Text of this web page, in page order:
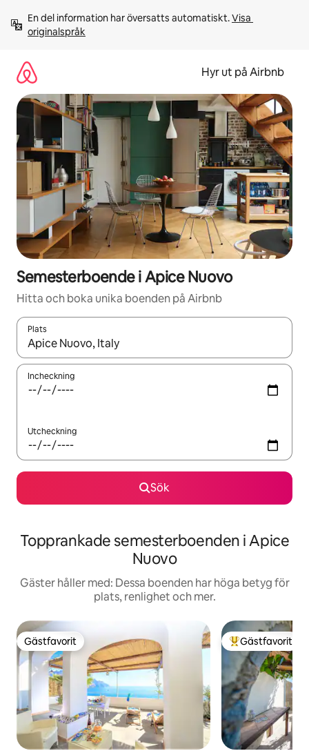
innehåll
En del information har översatts automatiskt. Visa
originalspråk
Hyr ut på Airbnb
Semesterboende i Apice Nuovo
Hitta och boka unika boenden på Airbnb
Plats
När resultaten är tillgängliga kan du navigera med upp- och
Incheckning
Utcheckning
Sök
Topprankade semesterboenden i Apice
Nuovo
Gäster håller med: Dessa boenden har höga betyg för
plats, renlighet och mer.
Gästfavorit
Gästfavorit Populär
Gästfavorit